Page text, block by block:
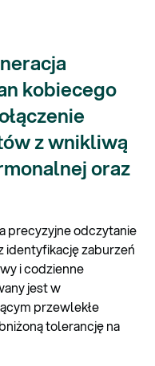
kobiecego
z wnikliwą
oraz
precyzyjne odczytanie
identyfikację zaburzeń
i codzienne
jest w
przewlekłe
tolerancję na